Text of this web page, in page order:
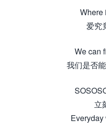
Where
爱究
We can
我们是否
立
Everyday